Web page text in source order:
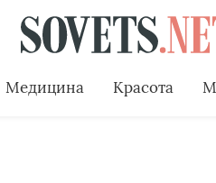
Медицина Красота